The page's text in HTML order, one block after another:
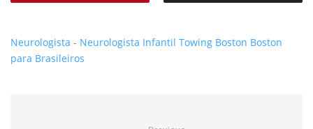
Neurologista - Neurologista Infantil Towing Boston Boston
para Brasileiros